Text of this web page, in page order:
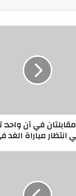
في آن
انتظار مباراة الغد